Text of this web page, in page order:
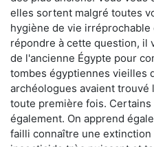
elles sortent malgré toutes
hygiène de vie
répondre à cette question, il
de l'ancienne Égypte pour
tombes égyptiennes vieilles
archéologues avaient
toute première fois.
également. On apprend
failli connaître une extinction